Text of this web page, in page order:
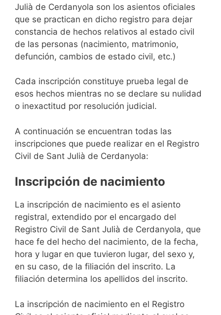
Julià de Cerdanyola son los asientos oficiales
que se practican en dicho registro para dejar
constancia de hechos relativos al estado civil
de las personas (nacimiento, matrimonio,
defunción, cambios de estado civil, etc.)
Cada inscripción constituye prueba legal de
esos hechos mientras no se declare su nulidad
o inexactitud por resolución judicial.
A continuación se encuentran todas las
inscripciones que puede realizar en el Registro
Civil de Sant Julià de Cerdanyola:
Inscripción de nacimiento
La inscripción de nacimiento es el asiento
registral, extendido por el encargado del
Registro Civil de Sant Julià de Cerdanyola, que
hace fe del hecho del nacimiento, de la fecha,
hora y lugar en que tuvieron lugar, del sexo y,
en su caso, de la filiación del inscrito. La
filiación determina los apellidos del inscrito.
La inscripción de nacimiento en el Registro